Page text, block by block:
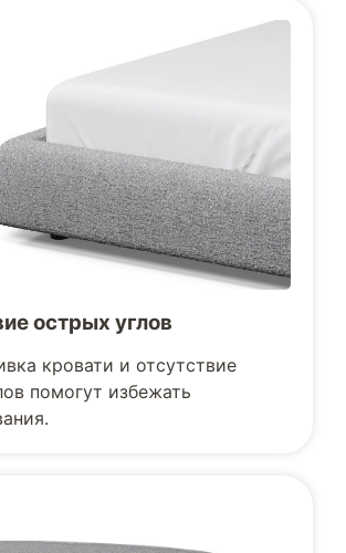
острых углов
кровати и отсутствие
помогут избежать